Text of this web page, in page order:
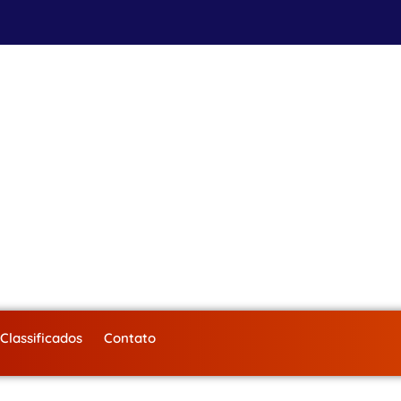
Classificados Contato